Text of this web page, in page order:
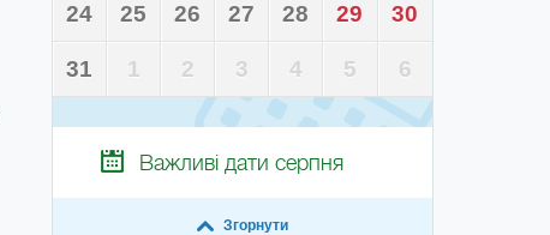
24 25 26 27 28 29 30
31 1 2 3 4 5 6
Важливі дати серпня
Згорнути